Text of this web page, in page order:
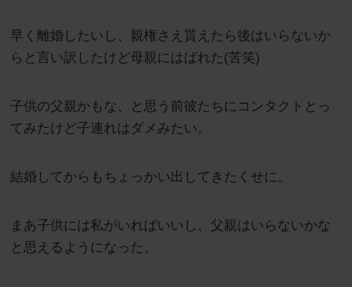
早く離婚したいし、親権さえ貰えたら後はいらないか
らと言い訳したけど母親にはばれた(苦笑)
子供の父親かもな、と思う前彼たちにコンタクトとっ
てみたけど子連れはダメみたい。
結婚してからもちょっかい出してきたくせに。
まあ子供には私がいればいいし、父親はいらないかな
と思えるようになった。